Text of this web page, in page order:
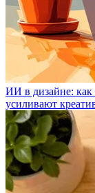
ИИ в дизайне: как
усиливают